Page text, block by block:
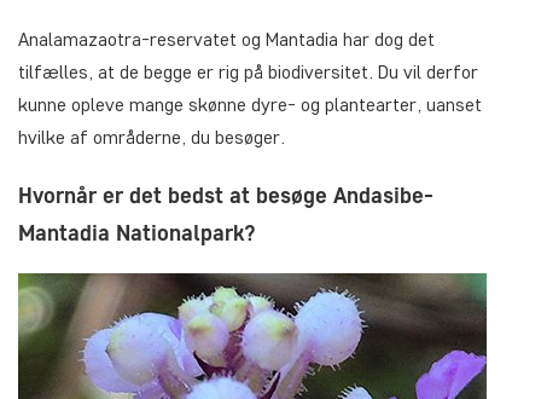
Analamazaotra-reservatet og Mantadia har dog det
tilfælles, at de begge er rig på biodiversitet. Du vil derfor
kunne opleve mange skønne dyre- og plantearter, uanset
hvilke af områderne, du besøger.
Hvornår er det bedst at besøge Andasibe-
Mantadia Nationalpark?